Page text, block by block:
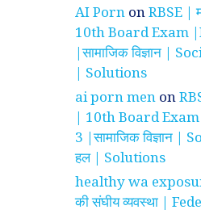
AI Porn onRBSE |
10th Board Exam
|सामाजिक विज्ञान |
| Solutions
ai porn men on
| 10th Board
3 |सामाजिक विज्ञान |
हल | Solutions
healthy wa
की संघीय व्यवस्था |